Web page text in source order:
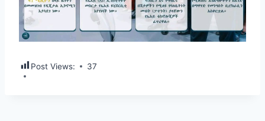
Post Views: 37